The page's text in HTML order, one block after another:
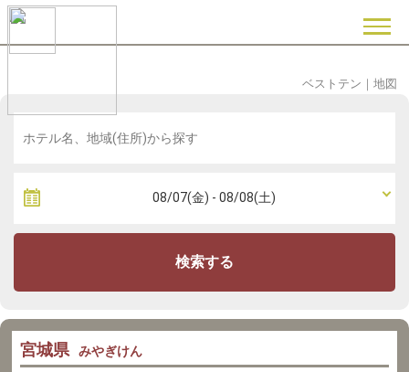
地図
｜
ベストテン
検索する
宮城県 みやぎけん